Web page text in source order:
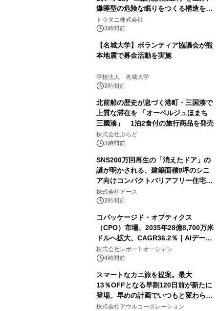
爆睡型の危険な眠りをつくる構造を解
説
トラタニ株式会社
3時間前
【名城大学】ボランティア協議会が熊
本地震で募金活動を実施
学校法人 名城大学
3時間前
北前船の歴史が息づく港町・三国湊で
上質な滞在を 「オーベルジュほまち
三國湊」 1泊2食付の旅行商品を発売
株式会社ぷらど
3時間前
SNS200万回再生の「消えたドア」の
謎が明かされる、建築面積9坪のシニ
ア向けコンパクトバリアフリー住宅が
誕生
株式会社アース
3時間前
コパッケージド・オプティクス
（CPO）市場、2035年28億8,700万米
ドルへ拡大、CAGR36.2％｜AIデータ
センター・高速光通信需要が成長を加
速
株式会社レポートオーシャン
4時間前
スマートなカニ旅を提案。最大
13％OFFとなる早割120日前が新たに
登場。早めの計画でいつもと変わらぬ
大人の冬旅を。ー夕日ヶ浦温泉「佳松
株式会社アウルコーポレーション